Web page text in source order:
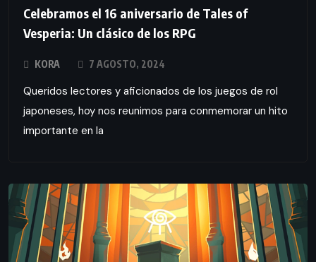
Celebramos el 16 aniversario de Tales of
Vesperia: Un clásico de los RPG
KORA 7 AGOSTO, 2024
Queridos lectores y aficionados de los juegos de rol
japoneses, hoy nos reunimos para conmemorar un hito
importante en la